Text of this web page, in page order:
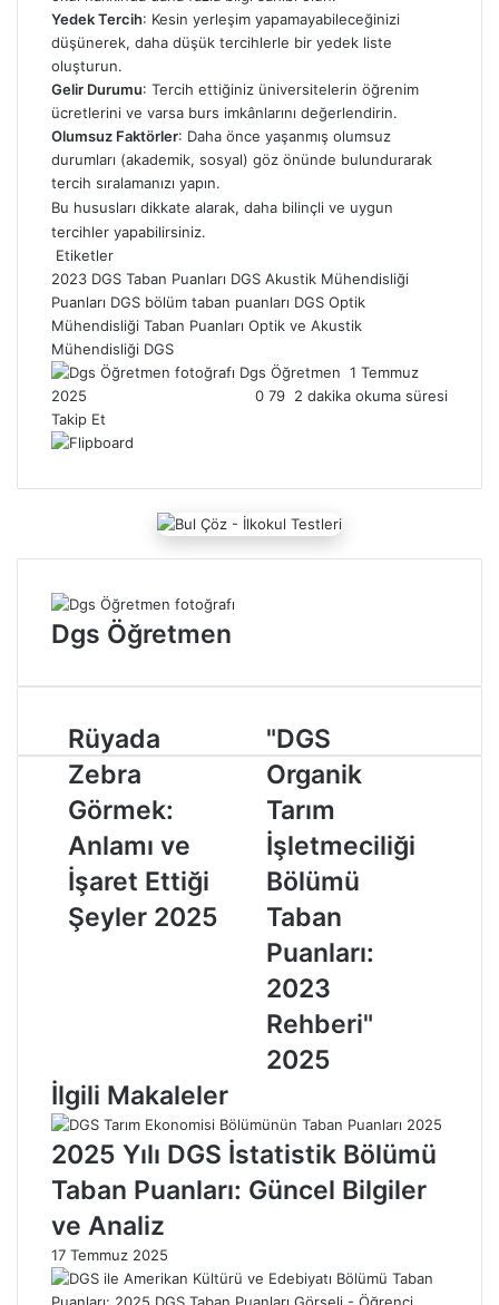
Yedek Tercih: Kesin yerleşim yapamayabileceğinizi
düşünerek, daha düşük tercihlerle bir yedek liste
oluşturun.
Gelir Durumu: Tercih ettiğiniz üniversitelerin öğrenim
ücretlerini ve varsa burs imkânlarını değerlendirin.
Olumsuz Faktörler: Daha önce yaşanmış olumsuz
durumları (akademik, sosyal) göz önünde bulundurarak
tercih sıralamanızı yapın.
Bu hususları dikkate alarak, daha bilinçli ve uygun
tercihler yapabilirsiniz.
Etiketler
2023 DGS Taban Puanları DGS Akustik Mühendisliği
Puanları DGS bölüm taban puanları DGS Optik
Mühendisliği Taban Puanları Optik ve Akustik
Mühendisliği DGS
Dgs Öğretmen B
i
p
t
e
1 Temmuz
2025
0 79 2 dakika okuma süresi
Takip Et
Dgs Öğretmen
R
ü
y
a
a
Z
e
b
k
:
A
l
a
m
ı
Rüyada
Zebra
Görmek:
Anlamı ve
İşaret Ettiği
Şeyler 2025
"
D
G
S
g
a
i
k
T
a
r
ı
ş
l
e
t
c
"DGS
Organik
Tarım
İşletmeciliği
Bölümü
Taban
Puanları:
2023
Rehberi"
2025
İlgili Makaleler
2025 Yılı DGS İstatistik Bölümü
Taban Puanları: Güncel Bilgiler
ve Analiz
17 Temmuz 2025